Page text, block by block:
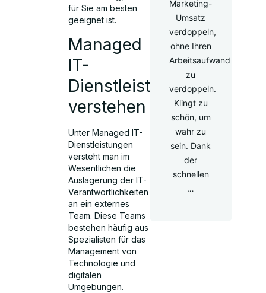
für Sie am besten
geeignet ist.
Managed
IT-
Dienstleistungen
verstehen
Unter Managed IT-
Dienstleistungen
versteht man im
Wesentlichen die
Auslagerung der IT-
Verantwortlichkeiten
an ein externes
Team. Diese Teams
bestehen häufig aus
Spezialisten für das
Management von
Technologie und
digitalen
Umgebungen.
Marketing-
Umsatz
verdoppeln,
ohne Ihren
Arbeitsaufwand
zu
verdoppeln.
Klingt zu
schön, um
wahr zu
sein. Dank
der
schnellen
…